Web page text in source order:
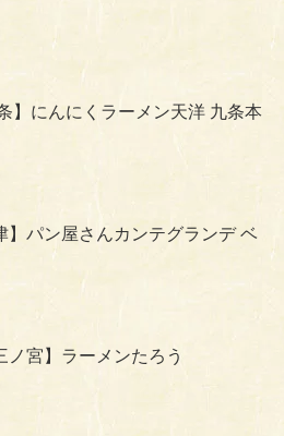
】にんにくラーメン天洋 九条本
】パン屋さんカンテグランデ ベ
ノ宮】ラーメンたろう